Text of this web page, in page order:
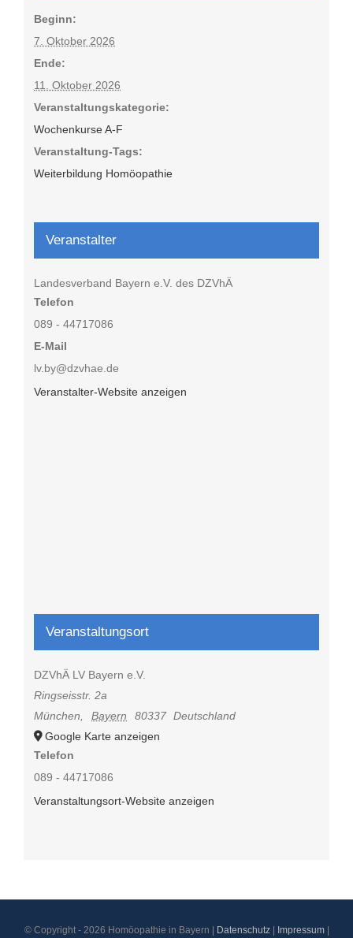
Beginn:
7. Oktober 2026
Ende:
11. Oktober 2026
Veranstaltungskategorie:
Wochenkurse A-F
Veranstaltung-Tags:
Weiterbildung Homöopathie
Veranstalter
Landesverband Bayern e.V. des DZVhÄ
Telefon
089 - 44717086
E-Mail
lv.by@dzvhae.de
Veranstalter-Website anzeigen
Veranstaltungsort
DZVhÄ LV Bayern e.V.
Ringseisstr. 2a
München
Bayern 80337 Deutschland
Google Karte anzeigen
Telefon
089 - 44717086
Veranstaltungsort-Website anzeigen
© Copyright - 2026 Homöopathie in Bayern | Datenschutz| Impressum|